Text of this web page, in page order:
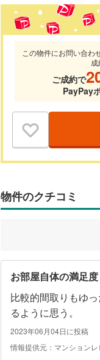
この物件にお問い合わ
ご成約で
PayPay
物件のクチコミ
お部屋自体の満足度
比較的間取りもゆ
るように思う。
2023年06月04日に投稿
情報提供元：マンションレ